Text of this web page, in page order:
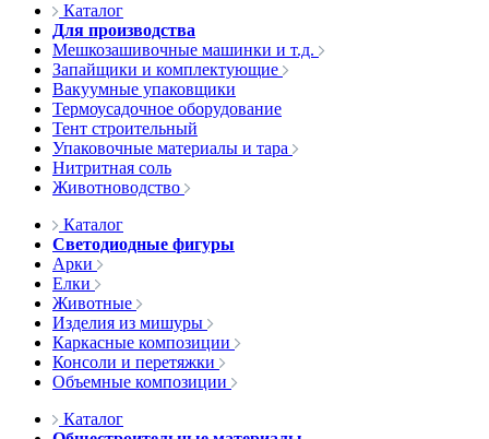
Каталог
Для производства
Мешкозашивочные машинки и т.д.
Запайщики и комплектующие
Вакуумные упаковщики
Термоусадочное оборудование
Тент строительный
Упаковочные материалы и тара
Нитритная соль
Животноводство
Каталог
Светодиодные фигуры
Арки
Елки
Животные
Изделия из мишуры
Каркасные композиции
Консоли и перетяжки
Объемные композиции
Каталог